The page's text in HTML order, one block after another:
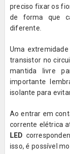
preciso fixar os
de forma que
diferente.
Uma
transistor no
mantida livre
importante
isolante para
Ao entrar em
corrente elétrica
LED
isso, é possível